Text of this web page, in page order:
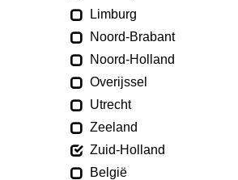
Limburg
Noord-Brabant
Noord-Holland
Overijssel
Utrecht
Zeeland
Zuid-Holland
België